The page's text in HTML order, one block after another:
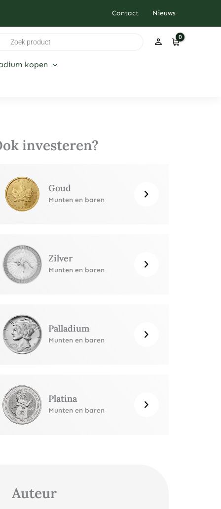
Contact Nieuws
kopen
investeren?
Goud
Munten en baren
Zilver
Munten en baren
Palladium
Munten en baren
Platina
Munten en baren
Auteur